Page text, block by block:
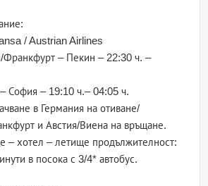
/ Austrian Airlines
– Пекин – 22:30 ч. –
София – 19:10 ч.– 04:05 ч.
в Германия на отиване/
и Австия/Виена на връщане.
– хотел – летище продължителност:
в посока с 3/4* автобус.